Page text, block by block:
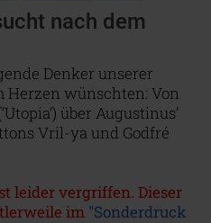
nach dem
Denker unserer
Herzen wünschten: Von
über Augustinus’
Vril-ya und Godfré
leider vergriffen. Dieser
im "Sonderdruck